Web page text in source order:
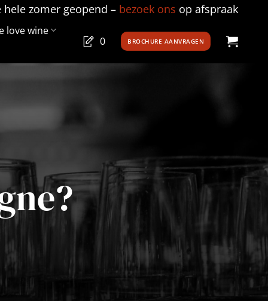
hele zomer geopend – bezoek ons op afspraak
love wine
0
BROCHURE AANVRAGEN